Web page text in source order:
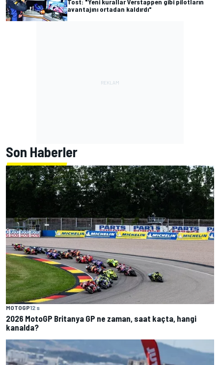
Tost: "Yeni kurallar Verstappen gibi pilotların
avantajını ortadan kaldırdı"
Son Haberler
MOTOGP12 s
2026 MotoGP Britanya GP ne zaman, saat kaçta, hangi
kanalda?